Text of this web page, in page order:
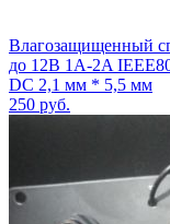
Влагозащищенный
до 12В 1A-2A
DC 2,1 мм * 5,5 мм
250 руб.